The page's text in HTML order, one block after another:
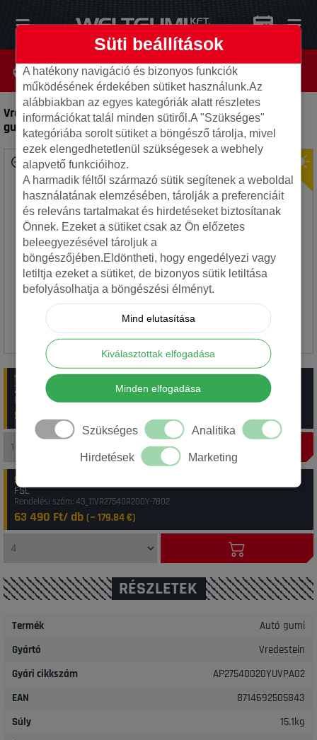
Vredestein 275/40R20 (106Y) Ultr. Vorti Pl.XL FSL-
gumi
1-3 munkanap:1 db Vredestein 275/40R20 106Y ULTRAC VORTI + XL
ZR
Rendelési szám: 15_AP275400200002VRTL20027540YUCR0
56 290 Ft/ db
5-10 munkanap 20 db Vredestein 275/40R20 (106Y) Ultr. Vorti Pl.XL
FSL
Rendelési szám: 43_11VR27540R200Y-7802
63 490 Ft/ db (~179.84€)
RÉSZLETEK
Termék
Autó gumi
Gyártó
Vredestein
Gyári cikkszám
AP27540020YUVPA02
EAN
8714692505843
Súly
15.1kg
Süti beállítások
A hatékony navigáció és bizonyos funkciók
működésének érdekében sütiket használunk.Az
alábbiakban az egyes kategóriák alatt részletes
információkat talál minden sütiről.A "Szükséges"
kategóriába sorolt sütiket a böngésző tárolja, mivel
ezek elengedhetetlenül szükségesek a webhely
alapvető funkcióihoz.
A harmadik féltől származó sütik segítenek a weboldal
használatának elemzésében, tárolják a preferenciáit
és releváns tartalmakat és hirdetéseket biztosítanak
Önnek. Ezeket a sütiket csak az Ön előzetes
beleegyezésével tároljuk a
böngészőjében.Eldöntheti, hogy engedélyezi vagy
letiltja ezeket a sütiket, de bizonyos sütik letiltása
befolyásolhatja a böngészési élményt.
Mind elutasítása
Kiválasztottak elfogadása
Minden elfogadása
Szükséges Analitika
Hirdetések Marketing